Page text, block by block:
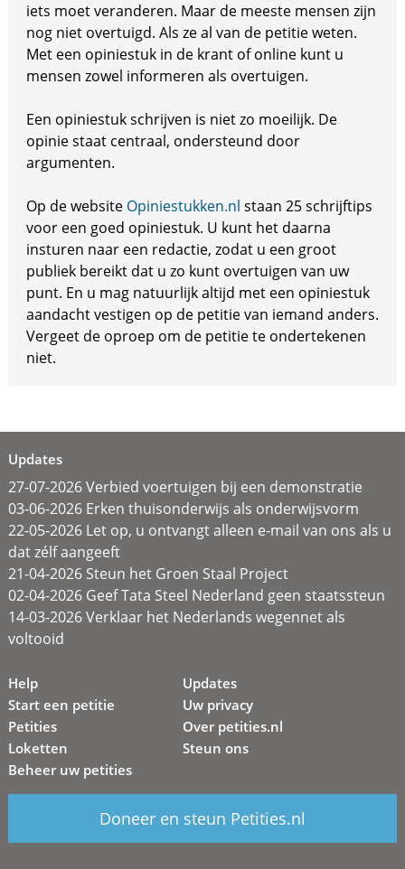
iets moet veranderen. Maar de meeste mensen zijn
nog niet overtuigd. Als ze al van de petitie weten.
Met een opiniestuk in de krant of online kunt u
mensen zowel informeren als overtuigen.
Een opiniestuk schrijven is niet zo moeilijk. De
opinie staat centraal, ondersteund door
argumenten.
Op de website Opiniestukken.nl staan 25 schrijftips
voor een goed opiniestuk. U kunt het daarna
insturen naar een redactie, zodat u een groot
publiek bereikt dat u zo kunt overtuigen van uw
punt. En u mag natuurlijk altijd met een opiniestuk
aandacht vestigen op de petitie van iemand anders.
Vergeet de oproep om de petitie te ondertekenen
niet.
Updates
27-07-2026 Verbied voertuigen bij een demonstratie
03-06-2026 Erken thuisonderwijs als onderwijsvorm
22-05-2026 Let op, u ontvangt alleen e-mail van ons als u
dat zélf aangeeft
21-04-2026 Steun het Groen Staal Project
02-04-2026 Geef Tata Steel Nederland geen staatssteun
14-03-2026 Verklaar het Nederlands wegennet als
voltooid
Help
Start een petitie
Petities
Loketten
Beheer uw petities
Updates
Uw privacy
Over petities.nl
Steun ons
Doneer en steun Petities.nl